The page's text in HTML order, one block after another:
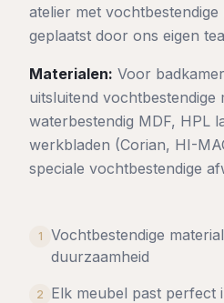
atelier met vochtbestendige
geplaatst door ons eigen
Materialen: Voor
uitsluitend vochtbestendige
waterbestendig MDF, HPL
werkbladen (Corian, HI-
speciale vochtbestendige
1
Vochtbestendige
duurzaamheid
2 Elk meubel past perfect